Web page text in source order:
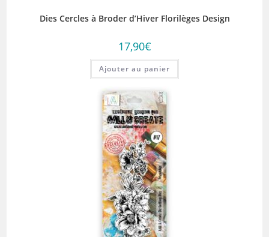
Dies Cercles à Broder d’Hiver Florilèges Design
17,90€
Ajouter au panier